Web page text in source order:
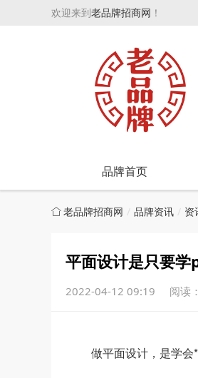
欢迎来到老品牌招商网 ！
品牌首页
老品牌招商网 品牌资讯 资
平面设计是只要学
2022-04-12 09:19 阅读
做平面设计，是学